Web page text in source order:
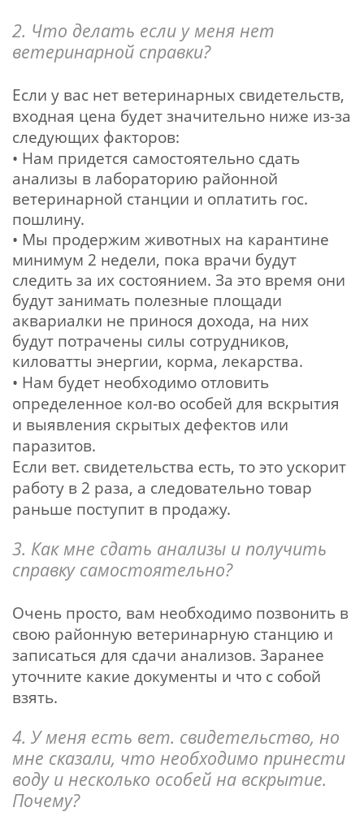
2. Что делать если у меня нет
ветеринарной справки?
Если у вас нет ветеринарных свидетельств,
входная цена будет значительно ниже из-за
следующих факторов:
• Нам придется самостоятельно сдать
анализы в лабораторию районной
ветеринарной станции и оплатить гос.
пошлину.
• Мы продержим животных на карантине
минимум 2 недели, пока врачи будут
следить за их состоянием. За это время они
будут занимать полезные площади
аквариалки не принося дохода, на них
будут потрачены силы сотрудников,
киловатты энергии, корма, лекарства.
• Нам будет необходимо отловить
определенное кол-во особей для вскрытия
и выявления скрытых дефектов или
паразитов.
Если вет. свидетельства есть, то это ускорит
работу в 2 раза, а следовательно товар
раньше поступит в продажу.
3. Как мне сдать анализы и получить
справку самостоятельно?
Очень просто, вам необходимо позвонить в
свою районную ветеринарную станцию и
записаться для сдачи анализов. Заранее
уточните какие документы и что с собой
взять.
4. У меня есть вет. свидетельство, но
мне сказали, что необходимо принести
воду и несколько особей на вскрытие.
Почему?